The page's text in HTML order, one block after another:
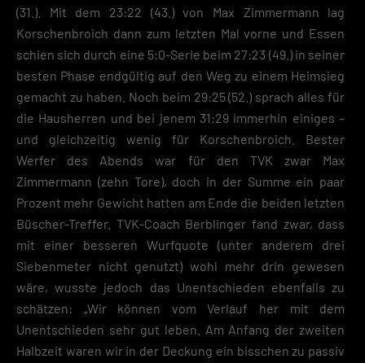
(31.). Mit dem 23:22 (43.) von Max Zimmermann lag
Korschenbroich dann zum letzten Mal vorne und Essen
schien sich durch eine 5:0-Serie beim 27:23 (49.) in seiner
besten Phase endgültig auf den Weg zu einem Heimsieg
gemacht zu haben. Noch beim 29:25 (52.) sprach alles für
die Hausherren und bei jenem 31:29 immerhin einiges –
und gleichzeitig wenig für Korschenbroich. Bester
Werfer des Abends war für den TVK zwar Max
Zimmermann (zehn Tore), doch in der Summe ein paar
Prozent mehr Gewicht hatten am Ende die beiden letzten
Büscher-Treffer. TVK-Coach Berblinger fand zwar, dass
mit einer besseren Wurfquote (unter anderem drei
Siebenmeter nicht genutzt) wohl mehr drin gewesen
wäre, wusste jedoch das Unentschieden ebenfalls zu
schätzen: „Wir können vom Verlauf her mit dem
Unentschieden sehr gut leben. Am Anfang der zweiten
Halbzeit waren wir in der Deckung ein bisschen zu passiv